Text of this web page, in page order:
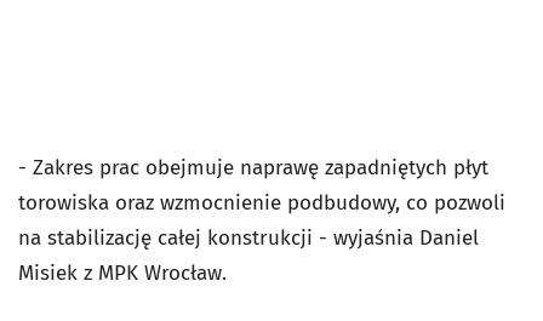
- Zakres prac obejmuje naprawę zapadniętych płyt
torowiska oraz wzmocnienie podbudowy, co pozwoli
na stabilizację całej konstrukcji - wyjaśnia Daniel
Misiek z MPK Wrocław.